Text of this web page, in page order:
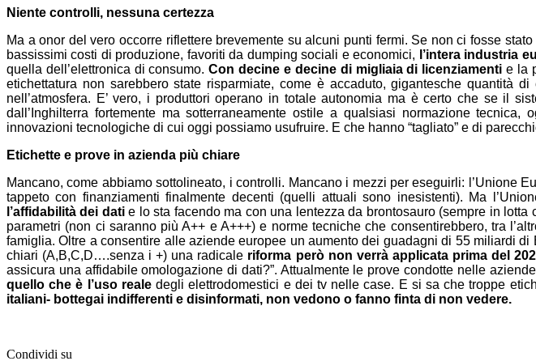
Niente controlli, nessuna certezza
Ma a onor del vero occorre riflettere brevemente su alcuni punti fermi. Se non ci fosse
bassissimi costi di produzione, favoriti da dumping sociali e economici,
l’intera industria
quella dell’elettronica di consumo.Con decine e decine di migliaia di licenziamenti e la
etichettatura non sarebbero state risparmiate, come è accaduto, gigantesche quantità
nell’atmosfera. E’ vero, i produttori operano in totale autonomia ma è certo che se il
dall’Inghilterra fortemente ma sotterraneamente ostile a qualsiasi normazione
innovazioni tecnologiche di cui oggi possiamo usufruire. E che hanno “tagliato” e di
Etichette e prove in azienda più chiare
Mancano, come abbiamo sottolineato, i controlli. Mancano i mezzi per eseguirli: l’Unione
tappeto con finanziamenti finalmente decenti (quelli attuali sono inesistenti). Ma
l’affidabilità dei datie lo sta facendo ma con una lentezza da brontosauro (sempre in
parametri (non ci saranno più A++ e A+++) e norme tecniche che consentirebbero, tra
famiglia. Oltre a consentire alle aziende europee un aumento dei guadagni di 55 miliardi
chiari (A,B,C,D….senza i +) una radicale riforma però non verrà applicata prima del
assicura una affidabile omologazione di dati?”. Attualmente le prove condotte nelle
quello che è l’uso realedegli elettrodomestici e dei tv nelle case. E si sa che troppe
italiani- bottegai indifferenti e disinformati, non vedono o fanno finta di non vedere.
Condividi su